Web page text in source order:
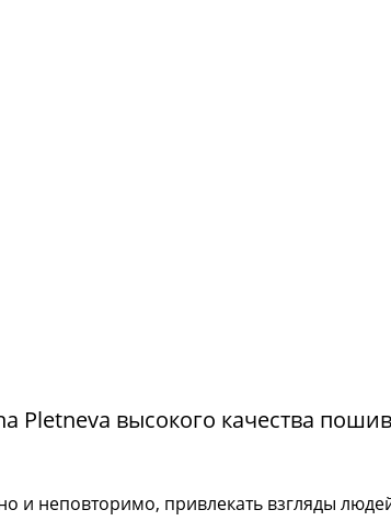
Pletneva высокого качества
и неповторимо, привлекать взгляды